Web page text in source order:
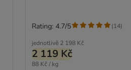
jednotlivě 2 198 Kč
2 119 Kč
88 Kč / kg
Rating: 4.7/5 (14)